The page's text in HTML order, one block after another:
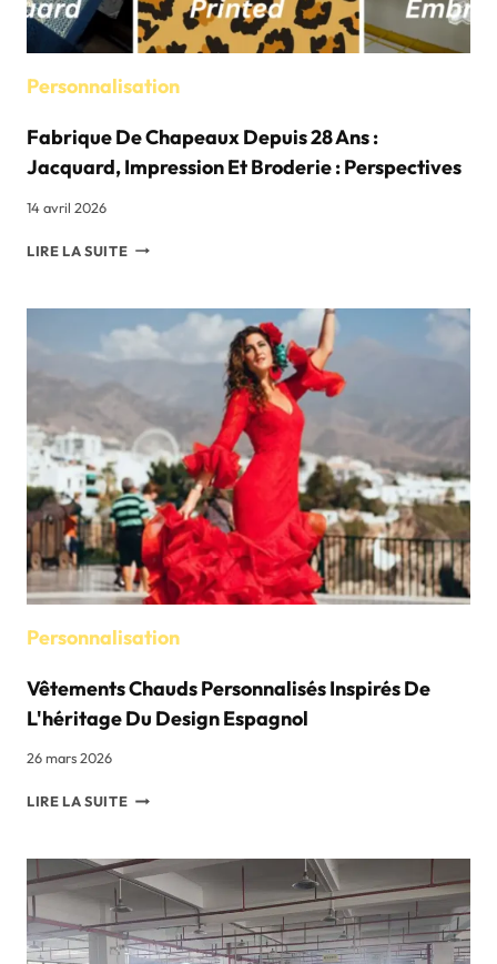
DE
L'USINE)
Personnalisation
Fabrique De Chapeaux Depuis 28 Ans :
Jacquard, Impression Et Broderie : Perspectives
14 avril 2026
LIRE LA SUITEFABRIQUE
DEPUIS
28
ANS
JACQUARD,
IMPRESSION
ET
BRODERIE
:
PERSPECTIVES
Personnalisation
Vêtements Chauds Personnalisés Inspirés De
L'héritage Du Design Espagnol
26 mars 2026
LIRE LA SUITEVÊTEMENTS
INSPIRÉS
DE
L'HÉRITAGE
DU
DESIGN